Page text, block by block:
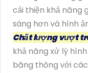
cải thiện khả năng
sáng hơn và hình
Chất lượng vượt
khả năng xử lý
băng thông với